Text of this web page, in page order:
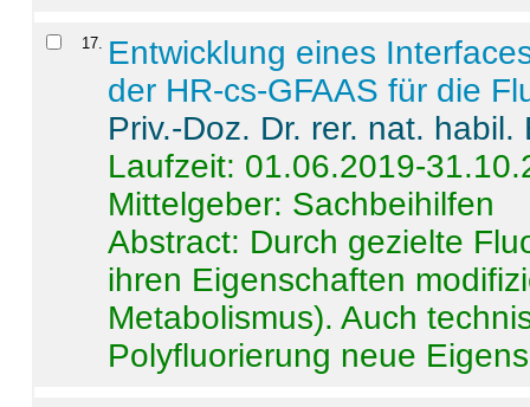
17
Entwicklung eines
der HR-cs-GFAAS für die
Priv.-Doz. Dr. rer. nat.
Laufzeit: 01.06.2019-
Mittelgeber: Sachbeihilfen
Abstract: Durch gezielte
ihren Eigenschaften
Metabolismus). Auch
Polyfluorierung neue